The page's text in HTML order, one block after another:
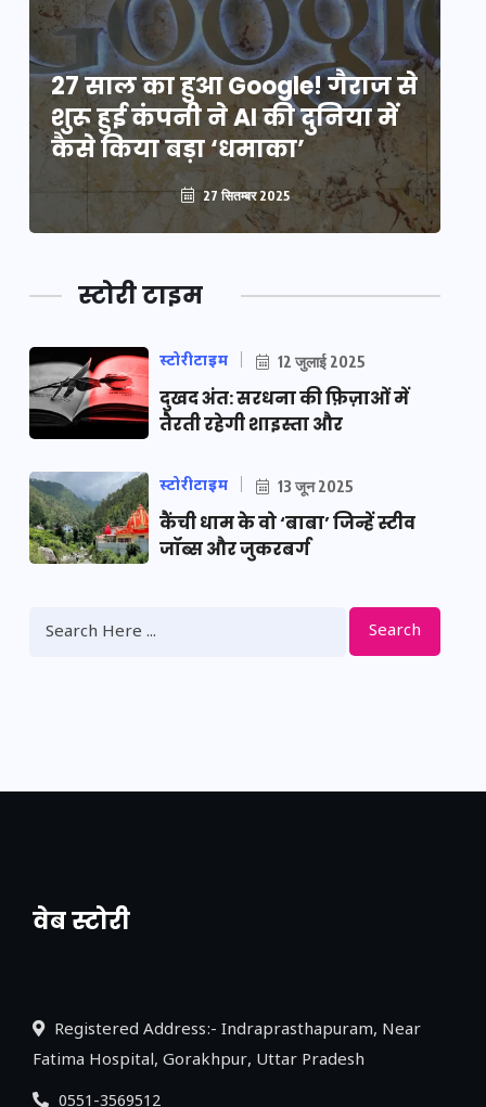
27 साल का हुआ Google! गैराज से
शुरू हुई कंपनी ने AI की दुनिया में
कैसे किया बड़ा ‘धमाका’
27 सितम्बर 2025
स्टोरी टाइम
स्टोरीटाइम 12 जुलाई 2025
दुखद अंत: सरधना की फ़िज़ाओं में
तैरती रहेगी शाइस्ता और
स्टोरीटाइम 13 जून 2025
कैंची धाम के वो ‘बाबा’ जिन्हें स्टीव
जॉब्स और जुकरबर्ग
Search
वेब स्टोरी
नया एक्सप्रेसवे: पूर्वांचल का लक, डेवलपमेंट का
Registered Address:- Indraprasthapuram, Near
Fatima Hospital, Gorakhpur, Uttar Pradesh
0551-3569512